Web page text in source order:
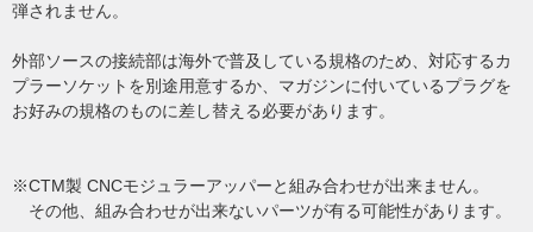
弾されません。
外部ソースの接続部は海外で普及している規格のため、対応するカ
プラーソケットを別途用意するか、マガジンに付いているプラグを
お好みの規格のものに差し替える必要があります。
※CTM製 CNCモジュラーアッパーと組み合わせが出来ません。
その他、組み合わせが出来ないパーツが有る可能性があります。